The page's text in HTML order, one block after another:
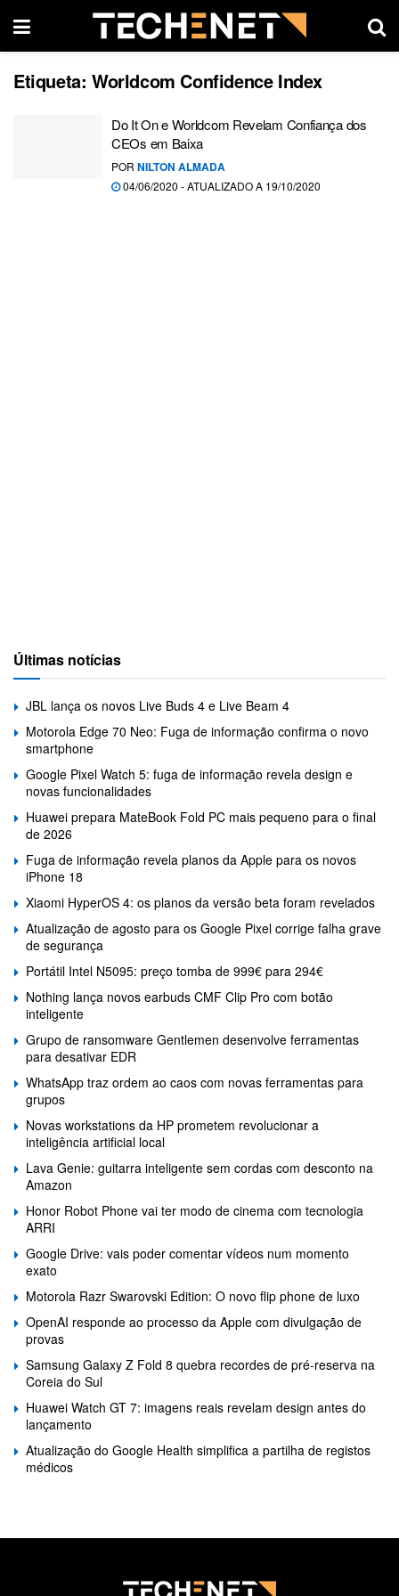
Etiqueta: Worldcom Confidence Index
Do It On e Worldcom Revelam Confiança dos
CEOs em Baixa
POR NILTON ALMADA
04/06/2020 - ATUALIZADO A 19/10/2020
Últimas notícias
JBL lança os novos Live Buds 4 e Live Beam 4
Motorola Edge 70 Neo: Fuga de informação confirma o novo
smartphone
Google Pixel Watch 5: fuga de informação revela design e
novas funcionalidades
Huawei prepara MateBook Fold PC mais pequeno para o final
de 2026
Fuga de informação revela planos da Apple para os novos
iPhone 18
Xiaomi HyperOS 4: os planos da versão beta foram revelados
Atualização de agosto para os Google Pixel corrige falha grave
de segurança
Portátil Intel N5095: preço tomba de 999€ para 294€
Nothing lança novos earbuds CMF Clip Pro com botão
inteligente
Grupo de ransomware Gentlemen desenvolve ferramentas
para desativar EDR
WhatsApp traz ordem ao caos com novas ferramentas para
grupos
Novas workstations da HP prometem revolucionar a
inteligência artificial local
Lava Genie: guitarra inteligente sem cordas com desconto na
Amazon
Honor Robot Phone vai ter modo de cinema com tecnologia
ARRI
Google Drive: vais poder comentar vídeos num momento
exato
Motorola Razr Swarovski Edition: O novo flip phone de luxo
OpenAI responde ao processo da Apple com divulgação de
provas
Samsung Galaxy Z Fold 8 quebra recordes de pré-reserva na
Coreia do Sul
Huawei Watch GT 7: imagens reais revelam design antes do
lançamento
Atualização do Google Health simplifica a partilha de registos
médicos